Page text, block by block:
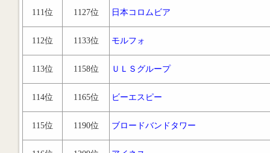
111位 1127位 日本コロムビア
112位 1133位 モルフォ
113位 1158位 ＵＬＳグループ
114位 1165位 ビーエスピー
115位 1190位 ブロードバンドタワー